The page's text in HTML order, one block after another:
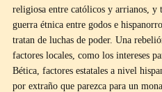
religiosa entre católicos y arrianos, y
guerra étnica entre godos e
tratan de luchas de poder. Una
factores locales, como los intereses
Bética, factores estatales a nivel
por extraño que parezca para un